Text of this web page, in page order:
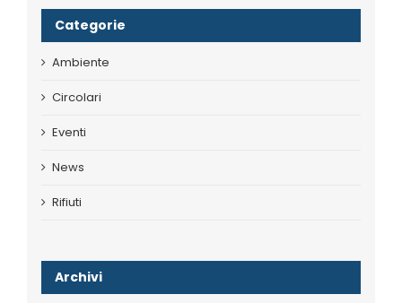
Categorie
Ambiente
Circolari
Eventi
News
Rifiuti
Archivi